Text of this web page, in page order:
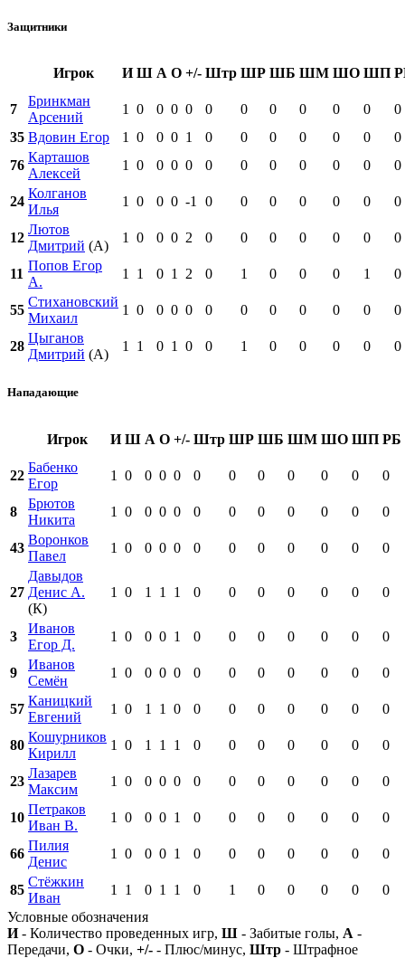
Защитники
Игрок И Ш А О +/- Штр ШР ШБ ШМ ШО ШП
7
Бринкман
Арсений
1 0 0 0 0 0 0 0 0 0 0
0
35 Вдовин Егор 1 0 0 0 1 0 0 0 0 0 0
0
76
Карташов
Алексей
1 0 0 0 0 0 0 0 0 0 0 0
24
Колганов
Илья
1 0 0 0 -1 0 0 0 0 0 0 0
12
Лютов
Дмитрий (А)
1 0 0 0 2 0 0 0 0 0 0 0
11
Попов Егор
А.
1 1 0 1 2 0 1 0 0 0 1 0
55
Стихановский
Михаил
1 0 0 0 0 0 0 0 0 0 0 0
28
Цыганов
Дмитрий (А)
1 1 0 1 0 0 1 0 0 0 0 0
Нападающие
Игрок И Ш А О +/- Штр ШР ШБ ШМ ШО ШП РБ
22
Бабенко
Егор
1 0 0 0 0 0 0 0 0 0 0 0
8
Брютов
Никита
1 0 0 0 0 0 0 0 0 0 0 0
43
Воронков
Павел
1 0 0 0 0 0 0 0 0 0 0 0
27
Давыдов
Денис А.
(К)
1 0 1 1 1 0 0 0 0 0 0 0
3
Иванов
Егор Д.
1 0 0 0 1 0 0 0 0 0 0 0
9
Иванов
Семён
1 0 0 0 0 0 0 0 0 0 0 0
57
Каницкий
Евгений
1 0 1 1 0 0 0 0 0 0 0 0
80
Кошурников
Кирилл
1 0 1 1 1 0 0 0 0 0 0 0
23
Лазарев
Максим
1 0 0 0 0 0 0 0 0 0 0 0
10
Петраков
Иван В.
1 0 0 0 1 0 0 0 0 0 0 0
66
Пилия
Денис
1 0 0 0 1 0 0 0 0 0 0 0
85
Стёжкин
Иван
1 1 0 1 1 0 1 0 0 0 0
0
Условные обозначения
И- Количество проведенных игр, Ш - Забитые голы, А -
Передачи, О - Очки, +/- - Плюс/минус, Штр - Штрафное